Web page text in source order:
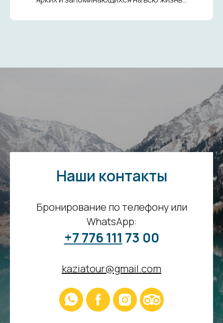
Наши контакты
Бронирование по телефону или
WhatsApp:
+7 776 111 73 00
kaziatour@gmail.com